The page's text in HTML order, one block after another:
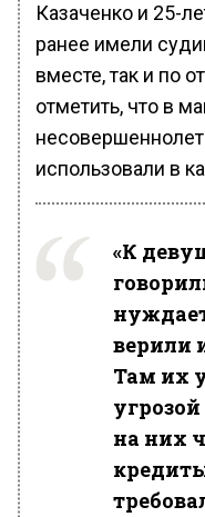
Казаченко и 25-
ранее имели
вместе, так и по
отметить, что в
использовали в
«К
верили
Там их
на них